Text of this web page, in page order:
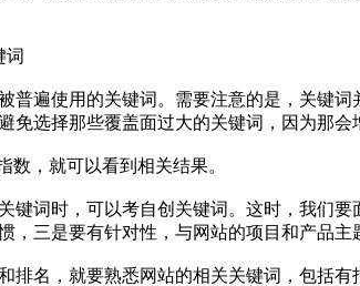
词
遍使用的关键词。需要注意的是，关键词
免选择那些覆盖面过大的关键词，因为那
，就可以看到相关结果。
词时，可以考自创关键词。这时，我们要
三是要有针对性，与网站的项目和产品主
，就要熟悉网站的相关关键词，包括有